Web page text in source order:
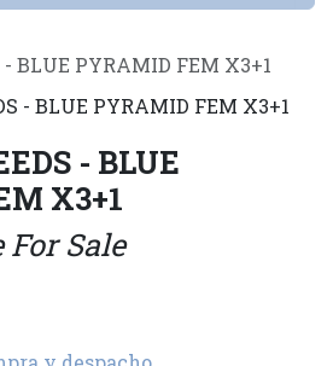
BLUE PYRAMID FEM X3+1
- BLUE
X3+1
Sale